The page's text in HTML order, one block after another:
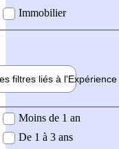
Immobilier
filtres liés à l'Expérience
demandée
Moins de 1 an
De 1 à 3 ans